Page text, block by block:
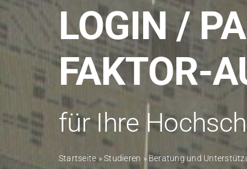
LOGIN /
FAKTOR-
für Ihre
Startseite»Studieren » Beratung und